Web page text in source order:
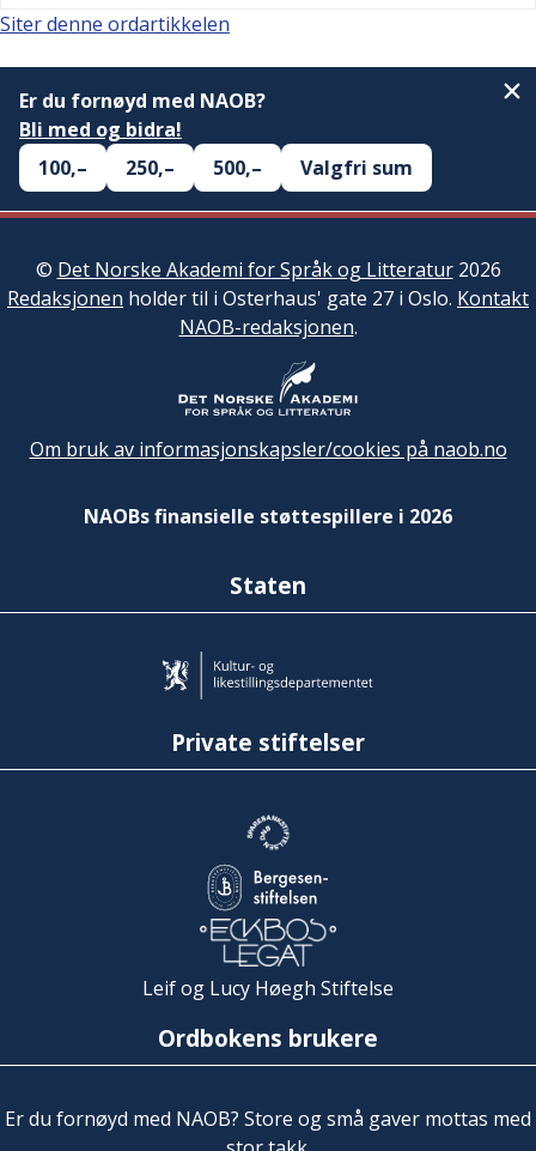
Siter denne ordartikkelen
Er du fornøyd med NAOB?
Bli med og bidra!
100,–
250,– 500,– Valgfri sum
© Det Norske Akademi for Språk og Litteratur2026
Redaksjonen holder til i Osterhaus' gate 27 i Oslo. Kontakt
NAOB-redaksjonen.
Om bruk av informasjonskapsler/cookies på naob.no
NAOBs finansielle støttespillere i 2026
Staten
Private stiftelser
Leif og Lucy Høegh Stiftelse
Ordbokens brukere
Er du fornøyd med NAOB? Store og små gaver mottas med